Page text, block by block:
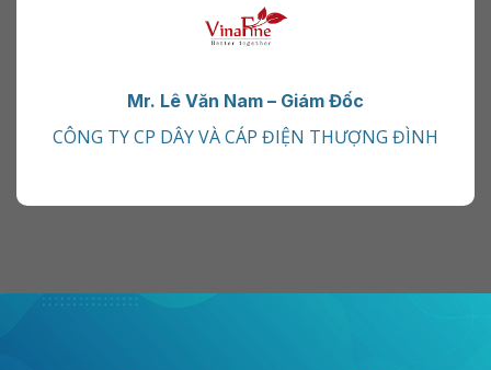
Mr. Lê Văn Nam – Giám Đốc
CÔNG TY CP DÂY VÀ CÁP ĐIỆN THƯỢNG ĐÌNH